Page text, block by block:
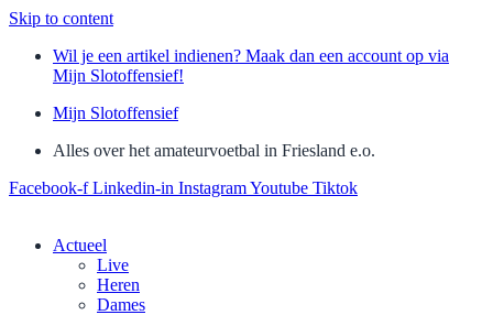
Skip to content
Wil je een artikel indienen? Maak dan een account op via
Mijn Slotoffensief!
Mijn Slotoffensief
Alles over het amateurvoetbal in Friesland e.o.
Facebook-f Linkedin-in InstagramYoutube Tiktok
Actueel
Live
Heren
Dames